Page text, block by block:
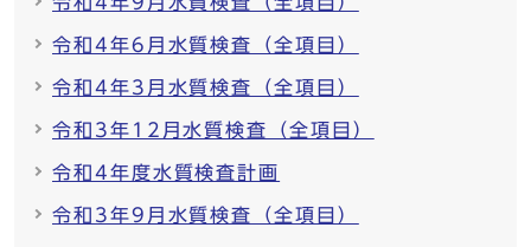
令和4年6月水質検査（全項目）
令和4年3月水質検査（全項目）
令和3年12月水質検査（全項目）
令和4年度水質検査計画
令和3年9月水質検査（全項目）